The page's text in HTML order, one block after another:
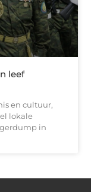
leef
en cultuur,
lokale
in